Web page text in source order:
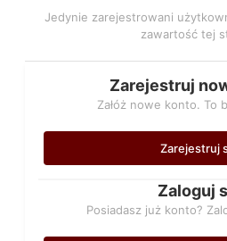
Jedynie zarejestrowani
zawartość tej
Zarejestruj
Załóż nowe konto. To
Zarejestruj
Zaloguj
Posiadasz już konto?